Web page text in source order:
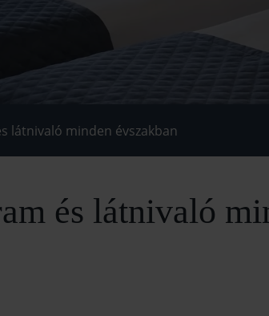
látnivaló minden évszakban
és látnivaló